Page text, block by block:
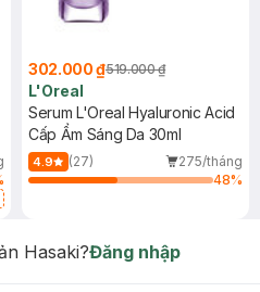
302.000 ₫519.000 ₫
L'Oreal
Serum L'Oreal Hyaluronic Acid
Cấp Ẩm Sáng Da 30ml
4.9 (27)
275/tháng
48%
Hasaki?Đăng nhập